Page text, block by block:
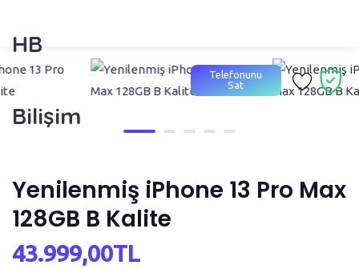
HB
Bilişim
Telefonunu
Sat
Yenilenmiş iPhone 13 Pro Max
128GB B Kalite
43.999,00TL